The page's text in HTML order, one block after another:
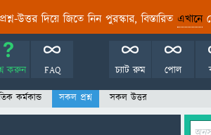
উত্তর দিয়ে জিতে নিন পুরস্কার, বিস্তারিত এখানে
করুন FAQ পোল
চ্যাট রুম
কর্মকান্ড সকল প্রশ্ন সকল উত্তর